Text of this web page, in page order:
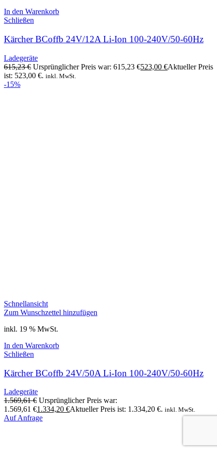
In den Warenkorb
Schließen
Kärcher BCoffb 24V/12A Li-Ion 100-240V/50-60Hz
Ladegeräte
615,23€ Ursprünglicher Preis war: 615,23 €523,00 €Aktueller Preis
ist: 523,00 €. inkl. MwSt.
-15%
Schnellansicht
Zum Wunschzettel hinzufügen
inkl. 19 % MwSt.
In den Warenkorb
Schließen
Kärcher BCoffb 24V/50A Li-Ion 100-240V/50-60Hz
Ladegeräte
1.569,61€ Ursprünglicher Preis war:
1.569,61 €1.334,20 €Aktueller Preis ist: 1.334,20 €. inkl. MwSt.
Auf Anfrage